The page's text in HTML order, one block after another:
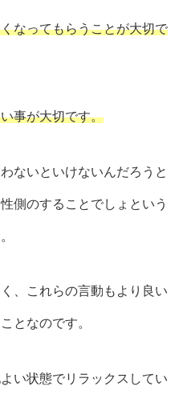
なってもらうことが大切で
事が大切です。
ないといけないんだろうと
側のすることでしょという
、これらの言動もより良い
となのです。
い状態でリラックスしてい